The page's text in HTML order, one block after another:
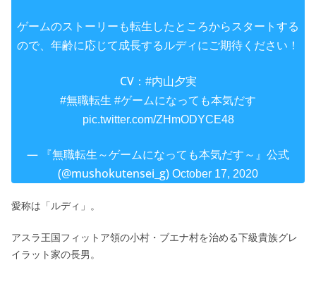
ゲームのストーリーも転生したところからスタートする
ので、年齢に応じて成長するルディにご期待ください！
CV： #内山夕実
#無職転生 #ゲームになっても本気だす
pic.twitter.com/ZHmODYCE48
— 『無職転生～ゲームになっても本気だす～』公式
(@mushokutensei_g) October 17, 2020
愛称は「ルディ」。
アスラ王国フィットア領の小村・ブエナ村を治める下級貴族グレ
イラット家の長男。